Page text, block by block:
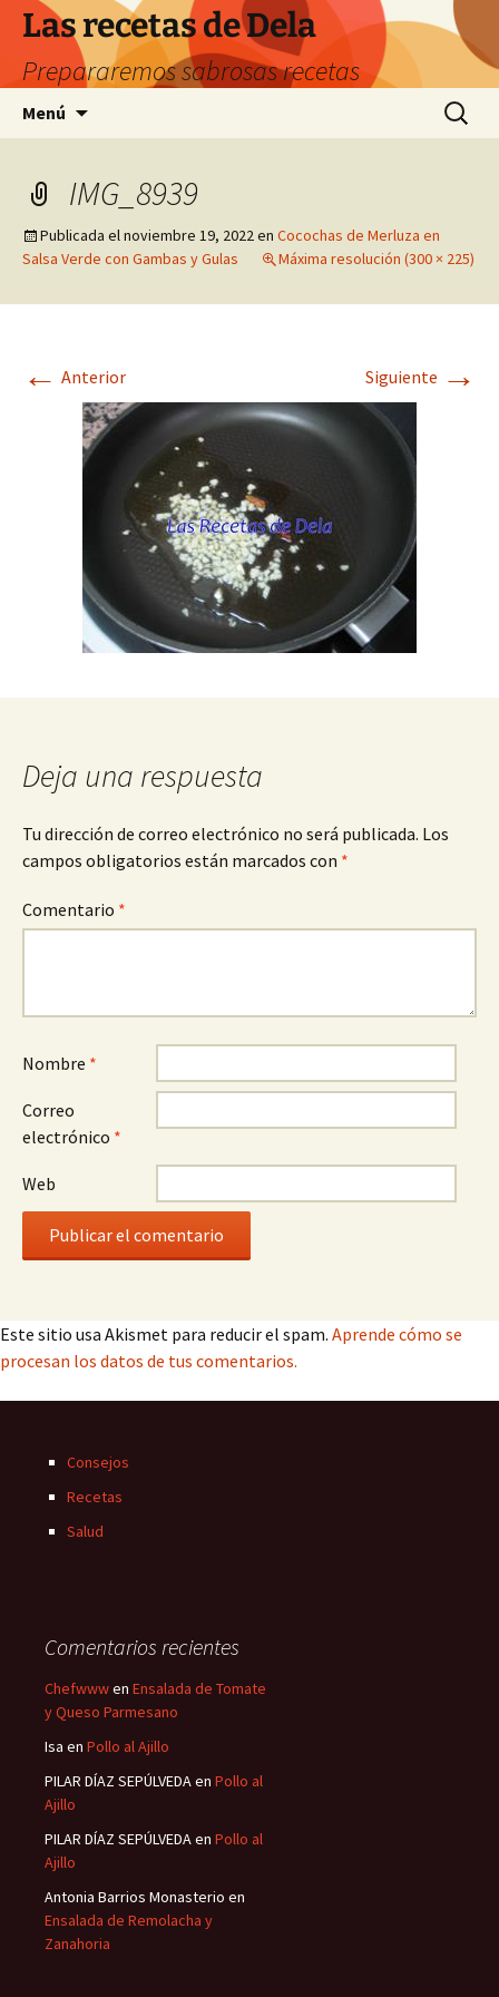
Saltar
contenido
Las recetas de Dela
Prepararemos sabrosas recetas
Menú Buscar:
IMG_8939
Publicada elnoviembre 19, 2022en Cocochas de Merluza en
Salsa Verde con Gambas y Gulas
Máxima resolución (300 × 225)
← Anterior Siguiente →
Deja una respuesta
Tu dirección de correo electrónico no será publicada. Los
campos obligatorios están marcados con *
Comentario *
Nombre *
Correo
electrónico *
Web
Este sitio usa Akismet para reducir el spam. Aprende cómo se
procesan los datos de tus comentarios.
Consejos
Recetas
Salud
Comentarios recientes
Chefwwwen Ensalada de Tomate
y Queso Parmesano
Isa en Pollo al Ajillo
PILAR DÍAZ SEPÚLVEDAen Pollo al
Ajillo
PILAR DÍAZ SEPÚLVEDAen Pollo al
Ajillo
Antonia Barrios Monasterio en
Ensalada de Remolacha y
Zanahoria